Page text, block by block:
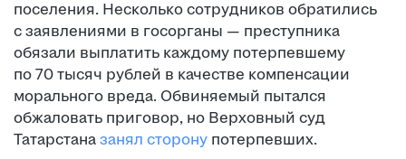
поселения. Несколько сотрудников обратились
с заявлениями в госорганы — преступника
обязали выплатить каждому потерпевшему
по 70 тысяч рублей в качестве компенсации
морального вреда. Обвиняемый пытался
обжаловать приговор, но Верховный суд
Татарстана занял сторону потерпевших.